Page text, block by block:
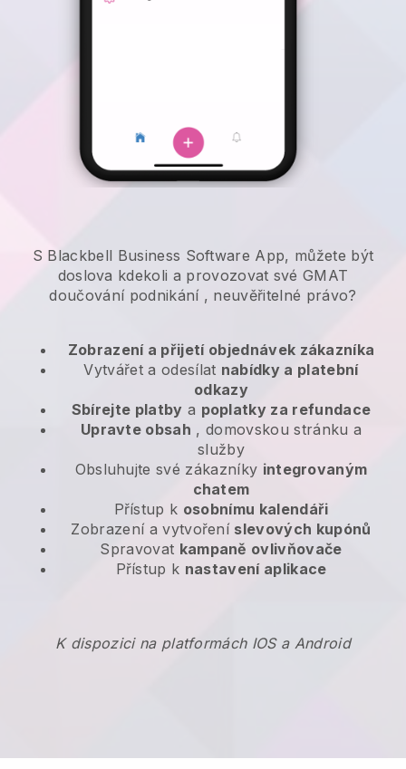
S Blackbell Business Software App, můžete být
doslova kdekoli a provozovat své GMAT
doučování podnikání, neuvěřitelné právo?
Zobrazení a přijetí objednávek zákazníka
Vytvářet a odesílat nabídky a platební
odkazy
Sbírejte platby a poplatky za refundace
Upravte obsah , domovskou stránku a
služby
Obsluhujte své zákazníky integrovaným
chatem
Přístup k osobnímu kalendáři
Zobrazení a vytvoření slevových kupónů
Spravovat kampaně ovlivňovače
Přístup k nastavení aplikace
K dispozici na platformách IOS a Android